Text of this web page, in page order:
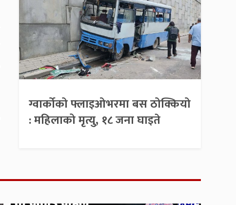
ग्वार्कोको फ्लाइओभरमा बस ठोक्कियो
: महिलाको मृत्यु, १८ जना घाइते